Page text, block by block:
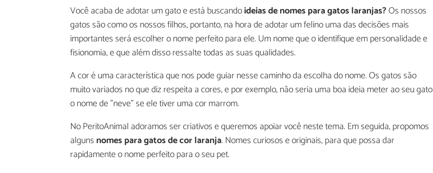
Você acaba de adotar um gato e está buscandoideias de nomes para gatos laranjas?Os nossos
gatos são como os nossos filhos, portanto, na hora de adotar um felino uma das decisões mais
importantes será escolher o nome perfeito para ele. Um nome que o identifique em personalidade e
fisionomia, e que além disso ressalte todas as suas qualidades.
A cor é uma característica que nos pode guiar nesse caminho da escolha do nome. Os gatos são
muito variados no que diz respeita a cores, e por exemplo, não seria uma boa ideia meter ao seu gato
o nome de "neve" se ele tiver uma cor marrom.
No PeritoAnimal adoramos ser criativos e queremos apoiar você neste tema. Em seguida, propomos
alguns nomes para gatos de cor laranja. Nomes curiosos e originais, para que possa dar
rapidamente o nome perfeito para o seu pet.